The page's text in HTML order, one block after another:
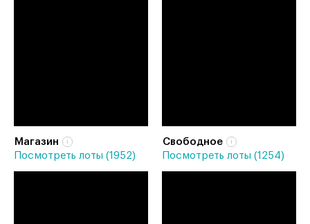
Магазин
Посмотреть лоты (1952)
Свободное
Посмотреть лоты (1254)